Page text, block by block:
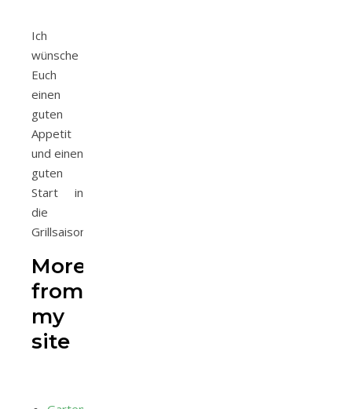
Ich
wünsche
Euch
einen
guten
Appetit
und einen
guten
Start in
die
Grillsaison.
More
from
my
site